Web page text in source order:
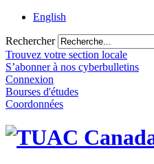
English
Rechercher
Trouvez votre section locale
S’abonner à nos cyberbulletins
Connexion
Bourses d'études
Coordonnées